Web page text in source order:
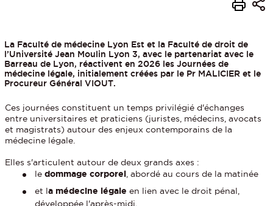
La Faculté de médecine Lyon Est et la Faculté de droit de
l’Université Jean Moulin Lyon 3, avec le partenariat avec le
Barreau de Lyon, réactivent en 2026 les Journées de
médecine légale, initialement créées par le Pr MALICIER et le
Procureur Général VIOUT.
Ces journées constituent un temps privilégié d'échanges
entre universitaires et praticiens (juristes, médecins, avocats
et magistrats) autour des enjeux contemporains de la
médecine légale.
Elles s'articulent autour de deux grands axes :
ledommage corporel , abordé au cours de la matinée
et la médecine légale en lien avec le droit pénal,
développée l'après-midi.